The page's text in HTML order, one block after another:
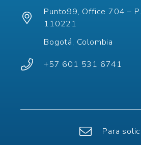
Punto99, Office 704 –
110221
Bogotá, Colombia
+57 601 531 6741
Para